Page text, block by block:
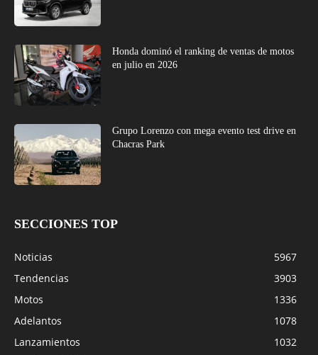
Honda dominó el ranking de ventas de motos
en julio en 2026
Grupo Lorenzo con mega evento test drive en
Chacras Park
SECCIONES TOP
Noticias
5967
Tendencias
3903
Motos
1336
Adelantos
1078
Lanzamientos
1032